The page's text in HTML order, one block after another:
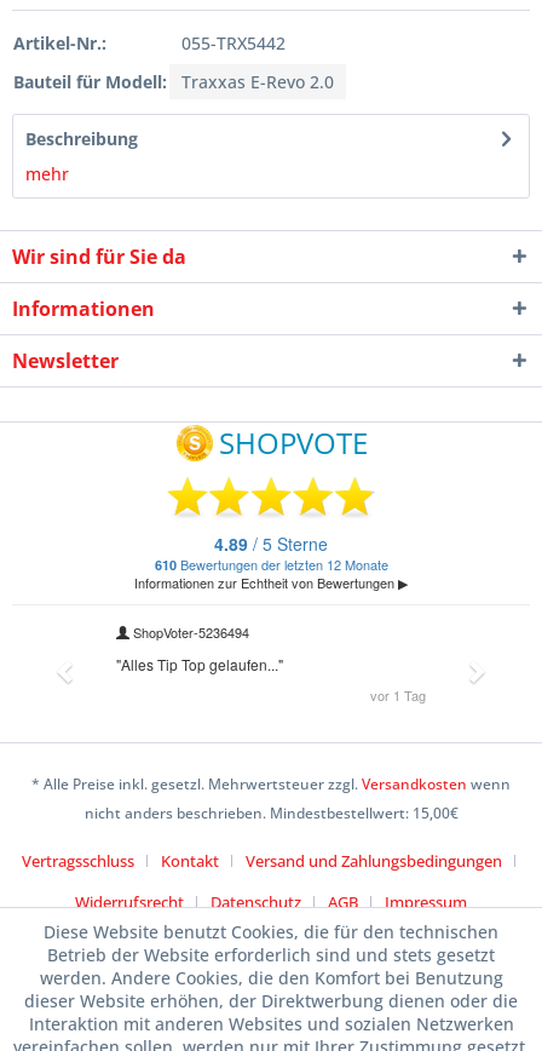
Artikel-Nr.:
055-TRX5442
Bauteil für Modell:
Traxxas E-Revo 2.0
Beschreibung
mehr
Wir sind für Sie da
Informationen
Newsletter
* Alle Preise inkl. gesetzl. Mehrwertsteuer zzgl.Versandkosten wenn
nicht anders beschrieben. Mindestbestellwert: 15,00€
Vertragsschluss Kontakt
Versand und Zahlungsbedingungen
Widerrufsrecht
Datenschutz AGB Impressum
Diese Website benutzt Cookies, die für den technischen
Betrieb der Website erforderlich sind und stets gesetzt
werden. Andere Cookies, die den Komfort bei Benutzung
dieser Website erhöhen, der Direktwerbung dienen oder die
Interaktion mit anderen Websites und sozialen Netzwerken